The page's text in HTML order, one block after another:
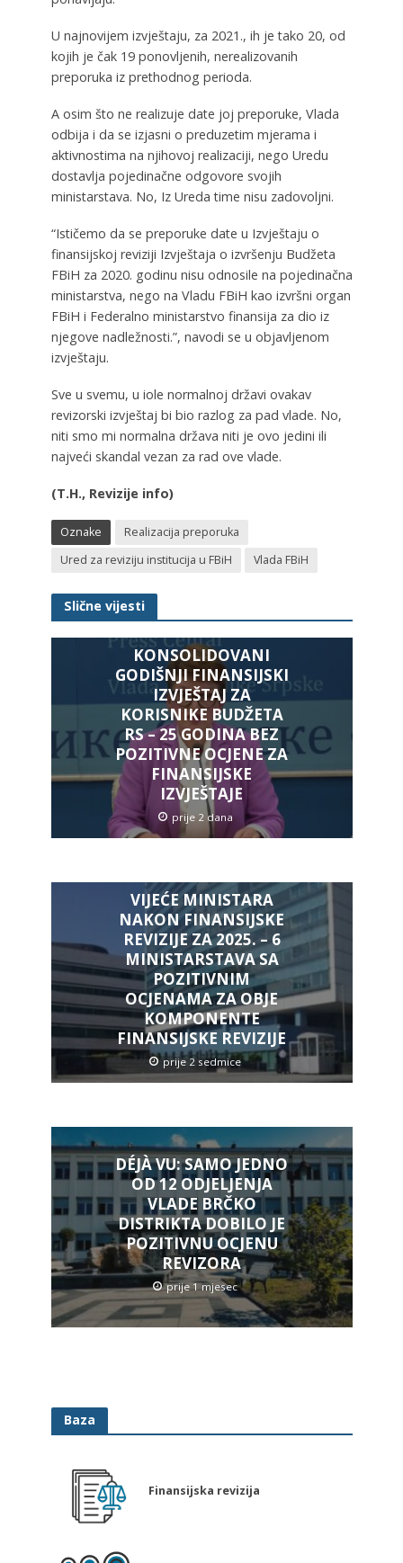
U najnovijem izvještaju, za 2021., ih je tako 20, od
kojih je čak 19 ponovljenih, nerealizovanih
preporuka iz prethodnog perioda.
A osim što ne realizuje date joj preporuke, Vlada
odbija i da se izjasni o preduzetim mjerama i
aktivnostima na njihovoj realizaciji, nego Uredu
dostavlja pojedinačne odgovore svojih
ministarstava. No, Iz Ureda time nisu zadovoljni.
“Ističemo da se preporuke date u Izvještaju o
finansijskoj reviziji Izvještaja o izvršenju Budžeta
FBiH za 2020. godinu nisu odnosile na pojedinačna
ministarstva, nego na Vladu FBiH kao izvršni organ
FBiH i Federalno ministarstvo finansija za dio iz
njegove nadležnosti.”, navodi se u objavljenom
izvještaju.
Sve u svemu, u iole normalnoj državi ovakav
revizorski izvještaj bi bio razlog za pad vlade. No,
niti smo mi normalna država niti je ovo jedini ili
najveći skandal vezan za rad ove vlade.
(T.H., Revizije info)
Oznake
Realizacija preporuka
Ured za reviziju institucija u FBiH
Vlada FBiH
Slične vijesti
KONSOLIDOVANI
GODIŠNJI FINANSIJSKI
IZVJEŠTAJ ZA
KORISNIKE BUDŽETA
RS – 25 GODINA BEZ
POZITIVNE OCJENE ZA
FINANSIJSKE
IZVJEŠTAJE
prije 2 dana
VIJEĆE MINISTARA
NAKON FINANSIJSKE
REVIZIJE ZA 2025. – 6
MINISTARSTAVA SA
POZITIVNIM
OCJENAMA ZA OBJE
KOMPONENTE
FINANSIJSKE REVIZIJE
prije 2 sedmice
DÉJÀ VU: SAMO JEDNO
OD 12 ODJELJENJA
VLADE BRČKO
DISTRIKTA DOBILO JE
POZITIVNU OCJENU
REVIZORA
prije 1 mjesec
Baza
Finansijska revizija